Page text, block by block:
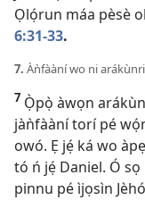
Ọlọ́run máa pèsè
6:31-33.
7. Àǹfààní wo ni
7 Ọ̀pọ̀ àwọn
jàǹfààní torí pé
owó. Ẹ jẹ́ ká wo
tó ń jẹ́ Daniel. Ó
pinnu pé ìjọsìn